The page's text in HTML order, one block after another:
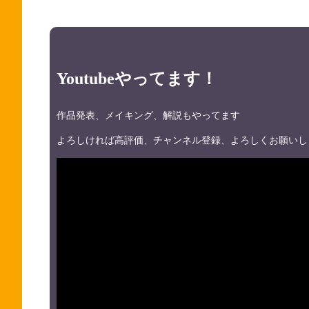
Youtubeやってます！
作品発表、メイキング、解説もやってます
よろしければ高評価、チャンネル登録、よろしくお願い